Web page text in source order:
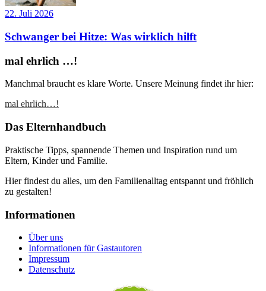
22. Juli 2026
Schwanger bei Hitze: Was wirklich hilft
mal ehrlich …!
Manchmal braucht es klare Worte. Unsere Meinung findet ihr hier:
mal ehrlich…!
Das Elternhandbuch
Praktische Tipps, spannende Themen und Inspiration rund um
Eltern, Kinder und Familie.
Hier findest du alles, um den Familienalltag entspannt und fröhlich
zu gestalten!
Informationen
Über uns
Informationen für Gastautoren
Impressum
Datenschutz